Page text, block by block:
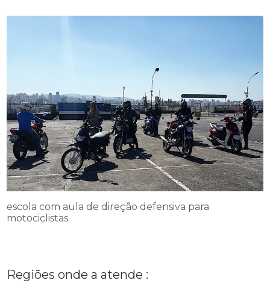
escola com aula de direção defensiva para
motociclistas
Regiões onde a atende :